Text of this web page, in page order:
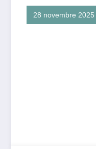
28 novembre 2025